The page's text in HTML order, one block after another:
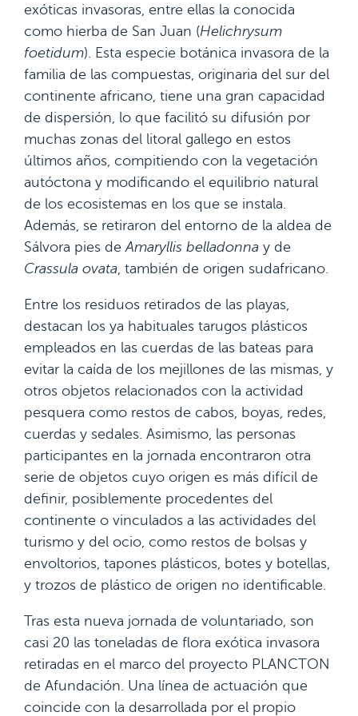
exóticas invasoras, entre ellas la conocida
como hierba de San Juan (Helichrysum
foetidum). Esta especie botánica invasora de la
familia de las compuestas, originaria del sur del
continente africano, tiene una gran capacidad
de dispersión, lo que facilitó su difusión por
muchas zonas del litoral gallego en estos
últimos años, compitiendo con la vegetación
autóctona y modificando el equilibrio natural
de los ecosistemas en los que se instala.
Además, se retiraron del entorno de la aldea de
Sálvora pies deAmaryllis belladonna y de
Crassula ovata, también de origen sudafricano.
Entre los residuos retirados de las playas,
destacan los ya habituales tarugos plásticos
empleados en las cuerdas de las bateas para
evitar la caída de los mejillones de las mismas, y
otros objetos relacionados con la actividad
pesquera como restos de cabos, boyas, redes,
cuerdas y sedales. Asimismo, las personas
participantes en la jornada encontraron otra
serie de objetos cuyo origen es más difícil de
definir, posiblemente procedentes del
continente o vinculados a las actividades del
turismo y del ocio, como restos de bolsas y
envoltorios, tapones plásticos, botes y botellas,
y trozos de plástico de origen no identificable.
Tras esta nueva jornada de voluntariado, son
casi 20 las toneladas de flora exótica invasora
retiradas en el marco del proyecto PLANCTON
de Afundación. Una línea de actuación que
coincide con la desarrollada por el propio